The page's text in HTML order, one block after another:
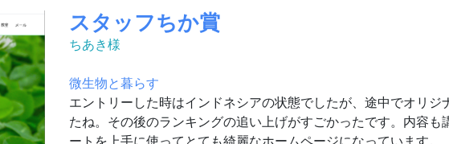
スタッフちか賞
ちあき様
微生物と暮らす
エントリーした時はインドネシアの状態でしたが、途中でオリジ
たね。その後のランキングの追い上げがすごかったです。内容も
ートを上手に使ってとても綺麗なホームページになっています。